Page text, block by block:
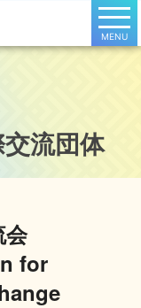
MENU
流団体
会
for